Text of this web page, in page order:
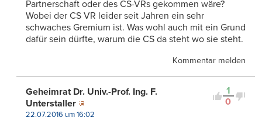
Partnerschaft oder des CS-VRs gekommen wäre?
Wobei der CS VR leider seit Jahren ein sehr
schwaches Gremium ist. Was wohl auch mit ein Grund
dafür sein dürfte, warum die CS da steht wo sie steht.
Kommentar melden
1
0
Geheimrat Dr. Univ.-Prof. Ing. F.
Unterstaller
22.07.2016 um 16:02